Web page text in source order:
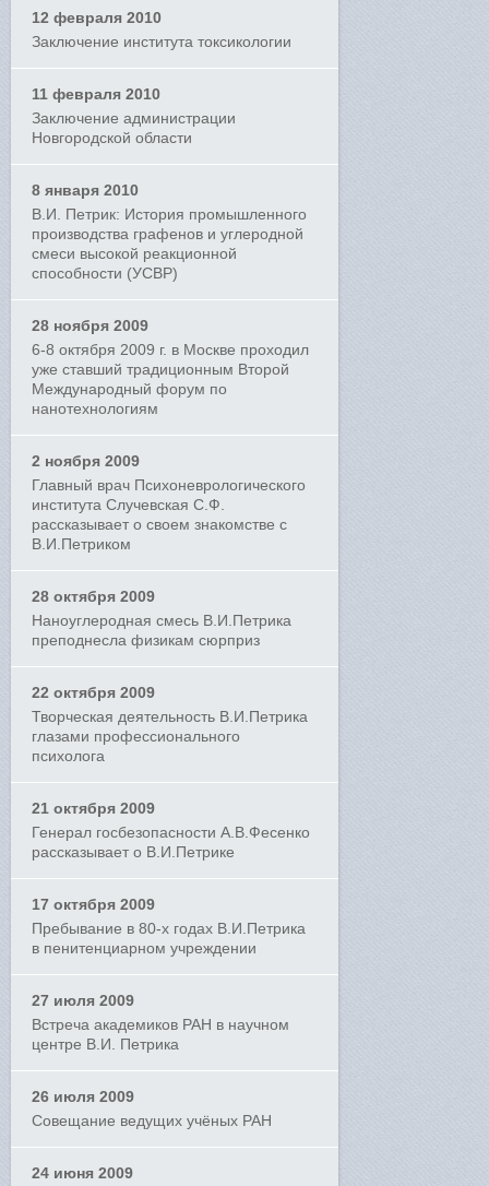
12 февраля 2010
Заключение института токсикологии
11 февраля 2010
Заключение администрации
Новгородской области
8 января 2010
В.И. Петрик: История промышленного
производства графенов и углеродной
смеси высокой реакционной
способности (УСВР)
28 ноября 2009
6-8 октября 2009 г. в Москве проходил
уже ставший традиционным Второй
Международный форум по
нанотехнологиям
2 ноября 2009
Главный врач Психоневрологического
института Случевская С.Ф.
рассказывает о своем знакомстве с
В.И.Петриком
28 октября 2009
Наноуглеродная смесь В.И.Петрика
преподнесла физикам сюрприз
22 октября 2009
Творческая деятельность В.И.Петрика
глазами профессионального
психолога
21 октября 2009
Генерал госбезопасности А.В.Фесенко
рассказывает о В.И.Петрике
17 октября 2009
Пребывание в 80-х годах В.И.Петрика
в пенитенциарном учреждении
27 июля 2009
Встреча академиков РАН в научном
центре В.И. Петрика
26 июля 2009
Совещание ведущих учёных РАН
24 июня 2009